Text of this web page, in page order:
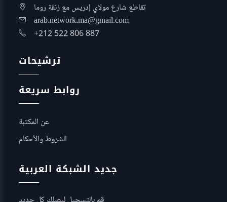
تقاطع شارع مولاي إدريس مع زنقة روما
arab.network.ma@gmail.com
+212 522 806 887
ترشيحات
روابط سريعة
عن المكتبة
الشروط والأحكام
جديد الشبكة العربية